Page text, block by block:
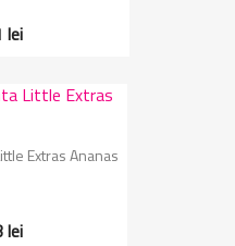
lei
Extras Ananas
lei